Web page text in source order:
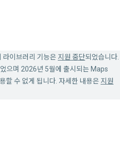
이브러리 기능은 지원 중단되었습니다.
으며 2026년 5월에 출시되는 Maps
수 없게 됩니다. 자세한 내용은 지원